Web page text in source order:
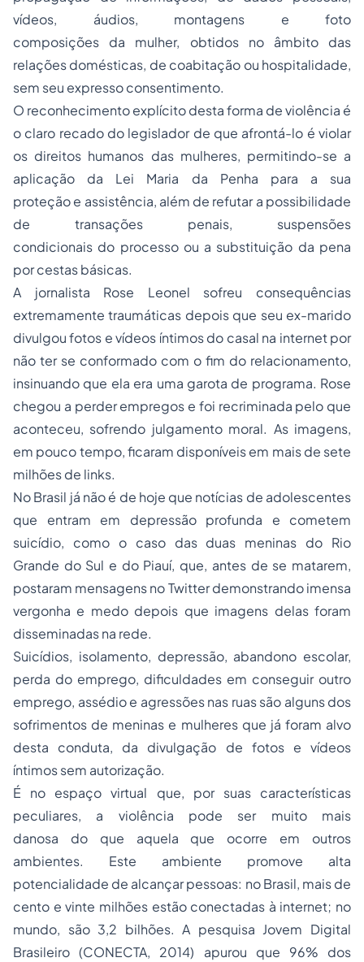
vídeos, áudios, montagens e foto
composições da mulher, obtidos no âmbito das
relações domésticas, de coabitação ou hospitalidade,
sem seu expresso consentimento.
O reconhecimento explícito desta forma de violência é
o claro recado do legislador de que afrontá-lo é violar
os direitos humanos das mulheres, permitindo-se a
aplicação da Lei Maria da Penha para a sua
proteção e assistência, além de refutar a possibilidade
de transações penais, suspensões
condicionais do processoou a substituição da pena
por cestas básicas.
A jornalista Rose Leonel sofreu consequências
extremamente traumáticas depois que seu ex-marido
divulgou fotos e vídeos íntimos do casal na internet por
não ter se conformado com o fim do relacionamento,
insinuando que ela era uma garota de programa. Rose
chegou a perder empregos e foi recriminada pelo que
aconteceu, sofrendo julgamento moral. As imagens,
em pouco tempo, ficaram disponíveis em mais de sete
milhões de links.
No Brasil já não é de hoje que notícias de adolescentes
que entram em depressão profunda e cometem
suicídio, como o caso das duas meninas do Rio
Grande do Sul e do Piauí, que, antes de se matarem,
postaram mensagens no Twitter demonstrando imensa
vergonha e medo depois que imagens delas foram
disseminadas na rede.
Suicídios, isolamento, depressão, abandono escolar,
perda do emprego, dificuldades em conseguir outro
emprego, assédio e agressões nas ruas são alguns dos
sofrimentos de meninas e mulheres que já foram alvo
desta conduta, da divulgação de fotos e vídeos
íntimos sem autorização.
É no espaço virtual que, por suas características
peculiares, a violência pode ser muito mais
danosa do que aquela que ocorre em outros
ambientes. Este ambiente promove alta
potencialidade de alcançar pessoas: no Brasil, mais de
cento e vinte milhões estão conectadas à internet; no
mundo, são 3,2 bilhões. A pesquisa Jovem Digital
Brasileiro (CONECTA, 2014) apurou que 96% dos